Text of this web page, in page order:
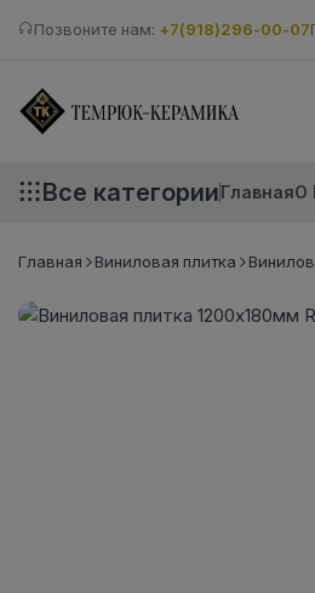
Позвоните нам: +7(918)296-00-07
Все категорииГлавнаяО
Главная Виниловая плитка